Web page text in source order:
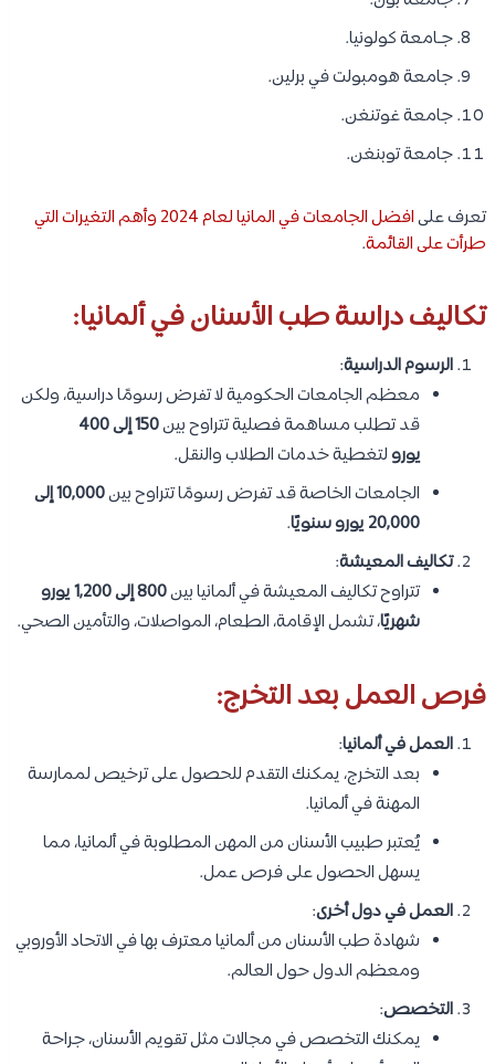
جـامعة كولونيا.
جامعة هومبولت في برلين.
جامعة غوتنغن.
جامعة توبنغن.
تعرف على
افضل الجامعات في المانيا لعام 2024 وأهم التغيرات التي
طرأت على القائمة.
تكاليف دراسة طب الأسنان في ألمانيا:
الرسوم الدراسية:
معظم الجامعات الحكومية لا تفرض رسومًا دراسية، ولكن
قد تطلب مساهمة فصلية تتراوح بين
150 إلى 400
يورولتغطية خدمات الطلاب والنقل.
الجامعات الخاصة قد تفرض رسومًا تتراوح بين
10,000 إلى
20,000 يورو سنويًا
.
تكاليف المعيشة:
تتراوح تكاليف المعيشة في ألمانيا بين
800 إلى 1,200 يورو
شهريًا، تشمل الإقامة، الطعام، المواصلات، والتأمين الصحي.
فرص العمل بعد التخرج:
العمل في ألمانيا:
بعد التخرج، يمكنك التقدم للحصول على ترخيص لممارسة
المهنة في ألمانيا.
يُعتبر طبيب الأسنان من المهن المطلوبة في ألمانيا، مما
يسهل الحصول على فرص عمل.
العمل في دول أخرى:
شهادة طب الأسنان من ألمانيا معترف بها في الاتحاد الأوروبي
ومعظم الدول حول العالم.
التخصص:
يمكنك التخصص في مجالات مثل تقويم الأسنان، جراحة